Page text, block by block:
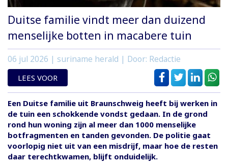
Duitse familie vindt meer dan duizend
menselijke botten in macabere tuin
06 jul 2026 | suriname herald | Door: Redactie
LEES VOOR
Een Duitse familie uit Braunschweig heeft bij werken in
de tuin een schokkende vondst gedaan. In de grond
rond hun woning zijn al meer dan 1000 menselijke
botfragmenten en tanden gevonden. De politie gaat
voorlopig niet uit van een misdrijf, maar hoe de resten
daar terechtkwamen, blijft onduidelijk.